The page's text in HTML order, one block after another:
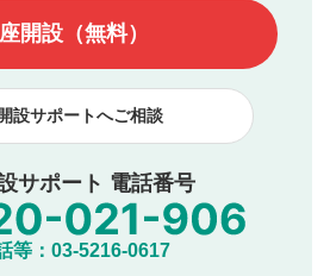
。各動画コンテンツへの掲載をもっ
たします。ご了承ください。
と判断された投稿内容は、掲載を
ざいます。
ンツとは無関係の内容の投稿
中傷や差別的表現投稿
する内容の投稿
電話番号など個人を特定できる情報の
の誘導や営利目的、広告・宣伝を目
開設（無料）
設サポートへご相談
サポート 電話番号
等：03-5216-0617